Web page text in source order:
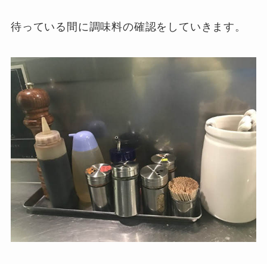
待っている間に調味料の確認をしていきます。